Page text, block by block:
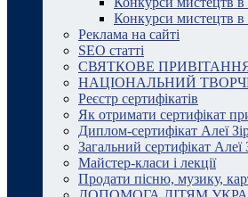
Конкурси мистецтв в
Реклама на сайті
SEO статті
СВЯТКОВЕ
НАЦІОНАЛЬНИЙ
Реєстр сертифікатів
Як отримати сертифікат
Диплом-сертифікат Алеї
Загальний сертифікат Алеї
Майстер-класи і лекції
Продати пісню, музику,